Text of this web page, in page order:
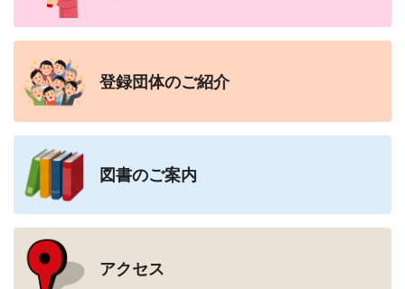
登録団体のご紹介
図書のご案内
アクセス